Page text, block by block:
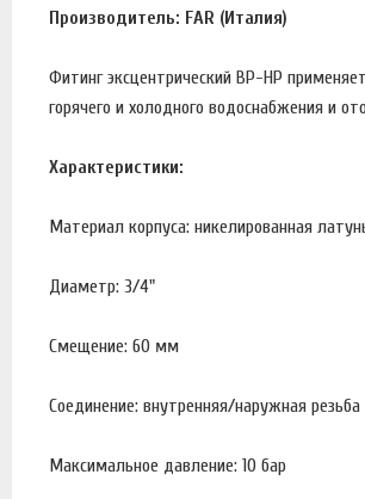
Производитель: FAR (Италия)
Фитинг эксцентрический ВР-НР
горячего и холодного водоснабжения и
Характеристики:
Материал корпуса: никелированная
Диаметр: 3/4"
Смещение: 60 мм
Соединение: внутренняя/наружная резьба
Максимальное давление: 10 бар